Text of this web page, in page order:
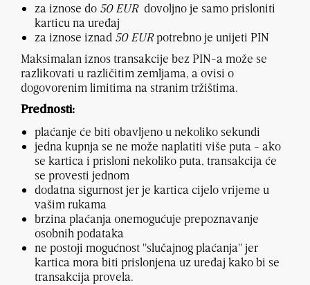
za iznose do 50EUR dovoljno je samo prisloniti
karticu na uređaj
za iznose iznad 50EURpotrebno je unijeti PIN
Maksimalan iznos transakcije bez PIN-a može se
razlikovati u različitim zemljama, a ovisi o
dogovorenim limitima na stranim tržištima.
Prednosti:
plaćanje će biti obavljeno u nekoliko sekundi
jedna kupnja se ne može naplatiti više puta - ako
se kartica i prisloni nekoliko puta, transakcija će
se provesti jednom
dodatna sigurnost jer je kartica cijelo vrijeme u
vašim rukama
brzina plaćanja onemogućuje prepoznavanje
osobnih podataka
ne postoji mogućnost "slučajnog plaćanja" jer
kartica mora biti prislonjena uz uređaj kako bi se
transakcija provela.